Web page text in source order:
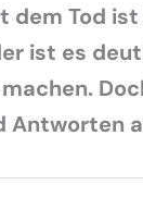
dem Tod
ist es